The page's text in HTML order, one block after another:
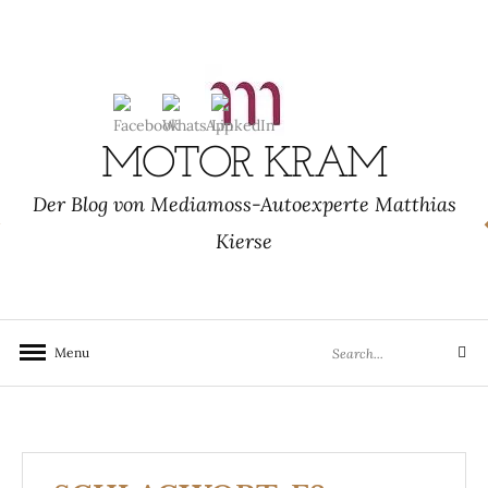
MOTOR KRAM
Der Blog von Mediamoss-Autoexperte Matthias
Kierse
Menu
for:
Search